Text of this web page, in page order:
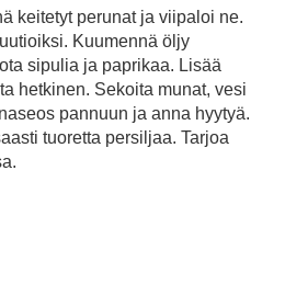
keitetyt perunat ja viipaloi ne.
Kuumennä öljy
sipulia ja paprikaa. Lisää
hetkinen. Sekoita munat, vesi
pannuun ja anna hyytyä.
tuoretta persiljaa. Tarjoa